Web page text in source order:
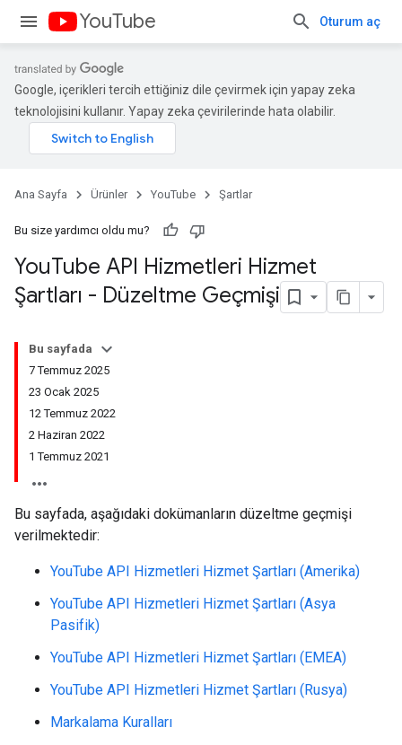
YouTube Oturum aç
Google, içerikleri tercih ettiğiniz dile çevirmek için yapay zeka
teknolojisini kullanır. Yapay zeka çevirilerinde hata olabilir.
Ana Sayfa Ürünler YouTube Şartlar
Bu size yardımcı oldu mu?
YouTube API Hizmetleri Hizmet
Şartları - Düzeltme Geçmişi
Bu sayfada
7 Temmuz 2025
23 Ocak 2025
12 Temmuz 2022
2 Haziran 2022
1 Temmuz 2021
Bu sayfada, aşağıdaki dokümanların düzeltme geçmişi
verilmektedir:
YouTube API Hizmetleri Hizmet Şartları (Amerika)
YouTube API Hizmetleri Hizmet Şartları (Asya
Pasifik)
YouTube API Hizmetleri Hizmet Şartları (EMEA)
YouTube API Hizmetleri Hizmet Şartları (Rusya)
Markalama Kuralları